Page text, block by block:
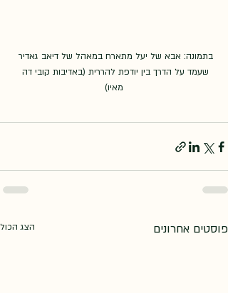
בתמונה: אבא של יעל מתארח במאהל של דיאב גאדיר
שעמד על הדרך בין יודפת להררית (באדיבות קובי דה
מאיו)
פוסטים אחרונים הצג הכול